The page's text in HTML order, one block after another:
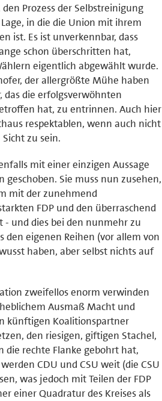
Prozess der Selbstreinigung
in die die Union mit ihrem
ist. Es ist unverkennbar, dass
schon überschritten hat,
eigentlich abgewählt wurde.
der allergrößte Mühe haben
das die erfolgsverwöhnten
hat, zu entrinnen. Auch hier
respektablen, wenn auch nicht
zu sein.
mit einer einzigen Aussage
Sie muss nun zusehen,
mit der zunehmend
FDP und den überraschend
und dies bei den nunmehr zu
eigenen Reihen (vor allem von
haben, aber selbst nichts auf
zweifellos enorm verwinden
Ausmaß Macht und
künftigen Koalitionspartner
den riesigen, giftigen Stachel,
rechte Flanke gebohrt hat,
CDU und CSU weit (die CSU
was jedoch mit Teilen der FDP
einer Quadratur des Kreises als